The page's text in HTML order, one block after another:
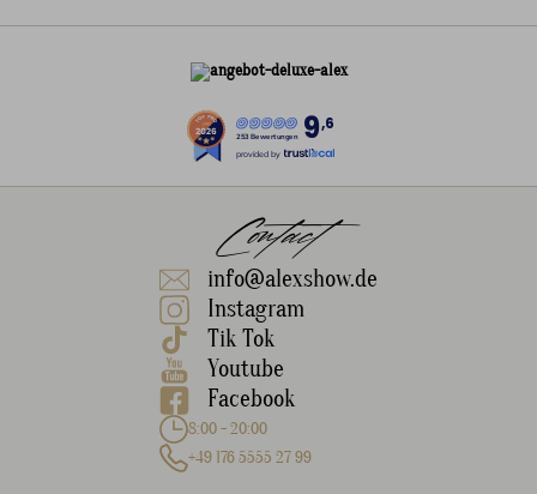
253 Bewertungen 9,6
provided by
Contact
info@alexshow.de
Instagram
Tik Tok
Youtube
Facebook
8:00 - 20:00
+49 176 5555 27 99